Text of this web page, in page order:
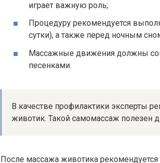
играет важную роль;
Процедуру рекомендуется
сутки), а также перед ночным
Массажные движения должны
песенками.
В качестве профилактики эксперты
животик. Такой самомассаж полезен
После массажа животика